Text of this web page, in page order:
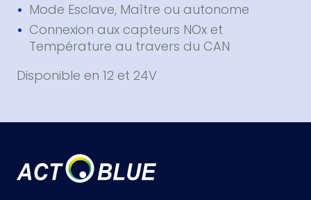
Mode Esclave, Maître ou autonome
Connexion aux capteurs NOx et
Température au travers du CAN
Disponible en 12 et 24V